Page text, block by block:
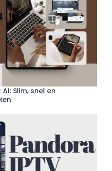
Slim, snel en